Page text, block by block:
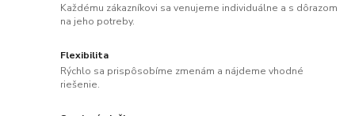
Každému zákazníkovi sa venujeme individuálne a s dôrazom
na jeho potreby.
Flexibilita
Rýchlo sa prispôsobíme zmenám a nájdeme vhodné
riešenie.